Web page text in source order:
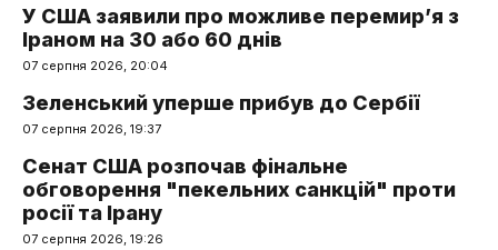
У США заявили про можливе перемир’я з
Іраном на 30 або 60 днів
07 серпня 2026, 20:04
Зеленський уперше прибув до Сербії
07 серпня 2026, 19:37
Сенат США розпочав фінальне
обговорення "пекельних санкцій" проти
росії та Ірану
07 серпня 2026, 19:26